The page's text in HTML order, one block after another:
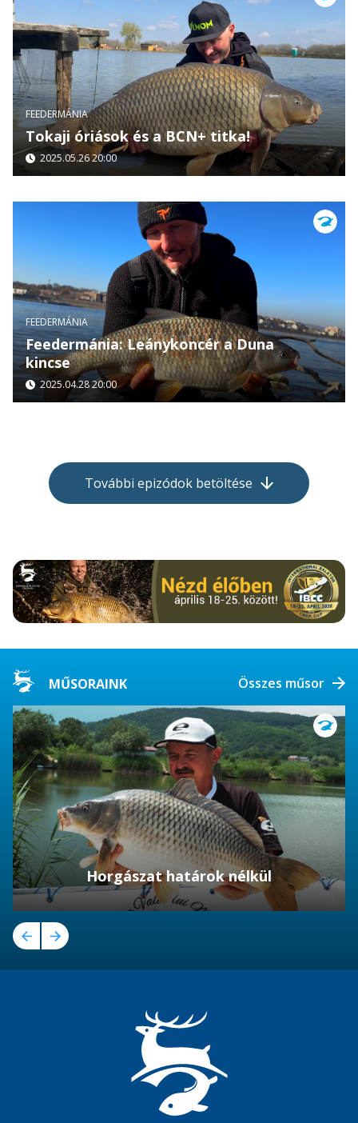
FEEDERMÁNIA
Tokaji óriások és a BCN+ titka!
2025.05.26 20:00
FEEDERMÁNIA
Feedermánia: Leánykoncér a Duna
kincse
2025.04.28 20:00
További epizódok betöltése
MŰSORAINK Összes műsor
Horgászat határok nélkül